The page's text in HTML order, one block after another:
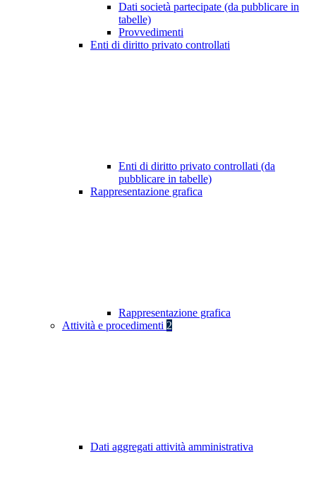
Dati società partecipate (da pubblicare in
tabelle)
Provvedimenti
Enti di diritto privato controllati
Enti di diritto privato controllati (da
pubblicare in tabelle)
Rappresentazione grafica
Rappresentazione grafica
Attività e procedimenti 2
Dati aggregati attività amministrativa